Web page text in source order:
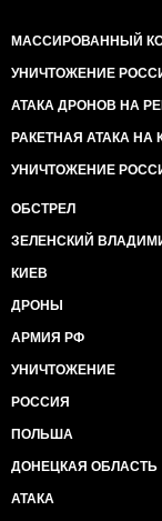
МАССИРОВАННЫЙ
УНИЧТОЖЕНИЕ
АТАКА ДРОНОВ НА
РАКЕТНАЯ АТАКА НА
УНИЧТОЖЕНИЕ
ОБСТРЕЛ
ЗЕЛЕНСКИЙ
КИЕВ
ДРОНЫ
АРМИЯ РФ
УНИЧТОЖЕНИЕ
РОССИЯ
ПОЛЬША
ДОНЕЦКАЯ ОБЛАСТЬ
АТАКА